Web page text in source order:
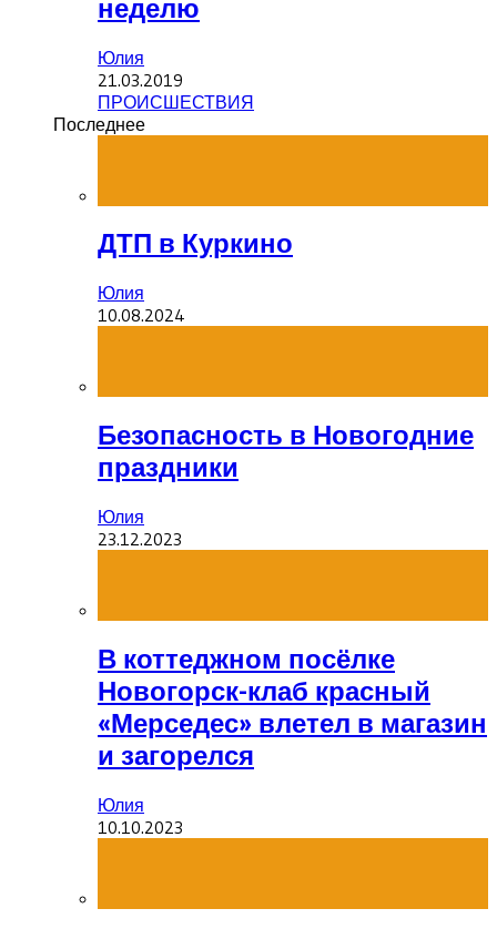
неделю
Юлия
21.03.2019
ПРОИСШЕСТВИЯ
Последнее
ДТП в Куркино
Юлия
10.08.2024
Безопасность в Новогодние
праздники
Юлия
23.12.2023
В коттеджном посёлке
Новогорск-клаб красный
«Мерседес» влетел в магазин
и загорелся
Юлия
10.10.2023